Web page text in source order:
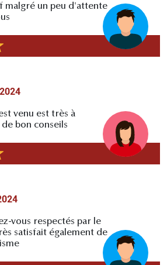
malgré un peu d'attente
venu est très à
bon conseils
vous respectés par le
satisfait également de